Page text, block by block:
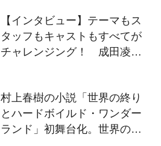
【インタビュー】テーマもス
タッフもキャストもすべてが
チャレンジング！ 成田凌が
村上春樹の小説「世界の終り
とハードボイルド・ワンダー
ランド」初舞台化。世界の終